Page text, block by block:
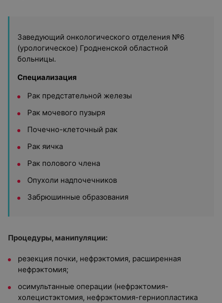
Заведующий онкологического отделения №6
(урологическое) Гродненской областной
больницы.
Специализация
Рак предстательной железы
Рак мочевого пузыря
Почечно-клеточный рак
Рак яичка
Рак полового члена
Опухоли надпочечников
Забрюшинные образования
Процедуры, манипуляции:
резекция почки, нефрэктомия, расширенная
нефрэктомия;
осимультанные операции (нефрэктомия-
холецистэктомия, нефрэктомия-герниопластика